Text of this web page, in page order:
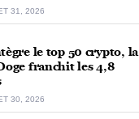
31, 2026
le top 50 crypto, la
franchit les 4,8
30, 2026